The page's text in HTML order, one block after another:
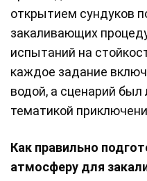
открытием сундуков
закаливающих
испытаний на
каждое задание
водой, а сценарий был
тематикой
Как правильно
атмосферу для